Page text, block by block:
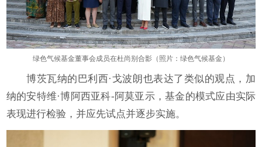
绿色气候基金董事会成员在杜尚别合影（照片：绿色气候基金）
博茨瓦纳的巴利西·戈波朗也表达了类似的观点，加
纳的安特维·博阿西亚科-阿莫亚示，基金的模式应由实际
表现进行检验，并应先试点并逐步实施。